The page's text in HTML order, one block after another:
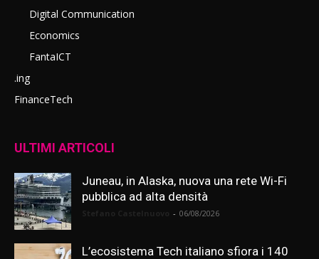
Digital Communication
Economics
FantaICT
.ing
FinanceTech
ULTIMI ARTICOLI
Juneau, in Alaska, nuova una rete Wi-Fi
pubblica ad alta densità
- 06/08/2026
L’ecosistema Tech italiano sfiora i 140